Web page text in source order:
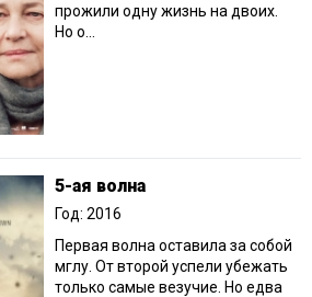
прожили одну жизнь на двоих.
Но о...
5-ая волна
Год: 2016
Первая волна оставила за собой
мглу. От второй успели убежать
только самые везучие. Но едва